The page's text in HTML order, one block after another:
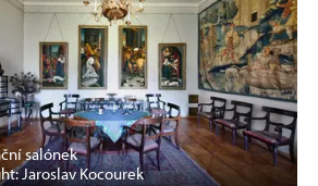
salónek
Jaroslav Kocourek